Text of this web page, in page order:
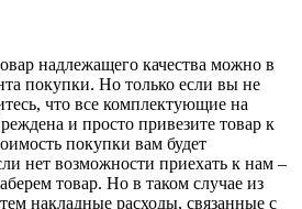
надлежащего качества можно в
покупки. Но только если вы не
что все комплектующие на
и просто привезите товар к
покупки вам будет
нет возможности приехать к нам –
товар. Но в таком случае из
накладные расходы, связанные с